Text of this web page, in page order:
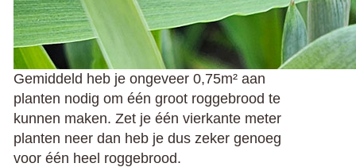
Gemiddeld heb je ongeveer 0,75m² aan
planten nodig om één groot roggebrood te
kunnen maken. Zet je één vierkante meter
planten neer dan heb je dus zeker genoeg
voor één heel roggebrood.